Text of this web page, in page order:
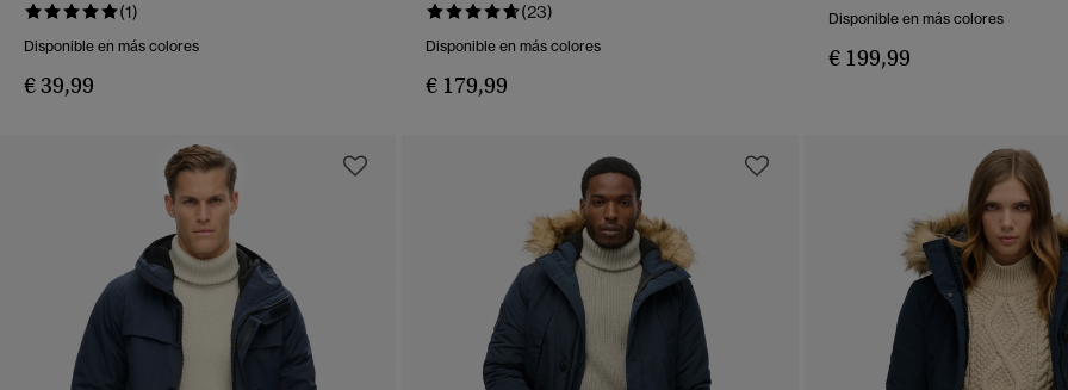
(1)
Disponible en más colores
€ 39,99
(23)
Disponible en más colores
€ 179,99
Disponible en más colores
€ 199,99